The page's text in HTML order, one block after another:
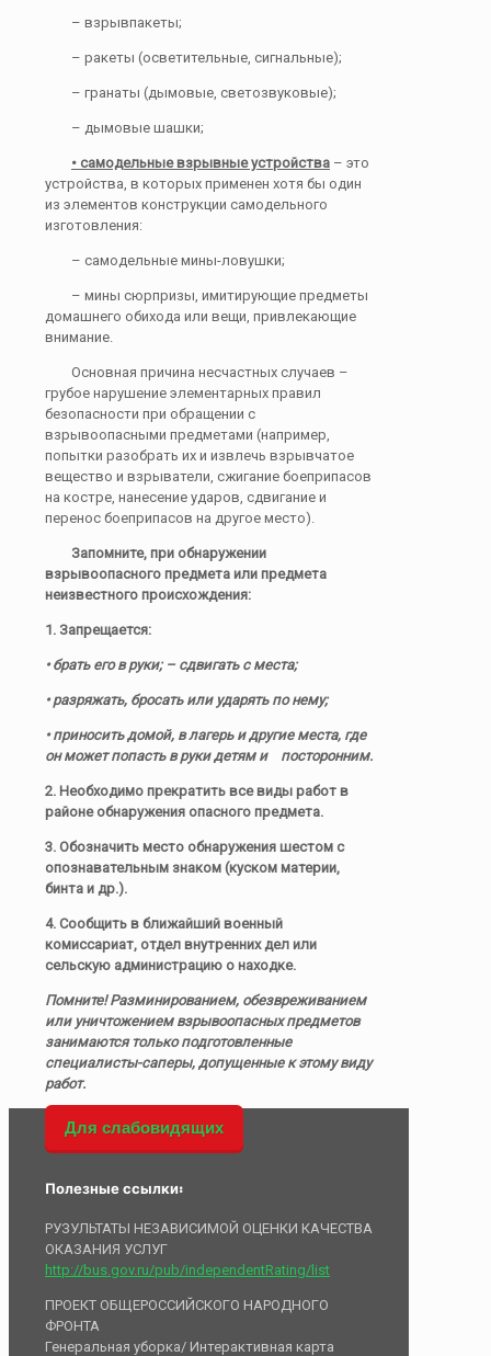
– взрывпакеты;
– ракеты (осветительные, сигнальные);
– гранаты (дымовые, светозвуковые);
– дымовые шашки;
• самодельные взрывные устройства – это
устройства, в которых применен хотя бы один
из элементов конструкции самодельного
изготовления:
– самодельные мины-ловушки;
– мины сюрпризы, имитирующие предметы
домашнего обихода или вещи, привлекающие
внимание.
Основная причина несчастных случаев –
грубое нарушение элементарных правил
безопасности при обращении с
взрывоопасными предметами (например,
попытки разобрать их и извлечь взрывчатое
вещество и взрыватели, сжигание боеприпасов
на костре, нанесение ударов, сдвигание и
перенос боеприпасов на другое место).
Запомните, при обнаружении
взрывоопасного предмета или предмета
неизвестного происхождения:
1. Запрещается:
• брать его в руки; – сдвигать с места;
• разряжать, бросать или ударять по нему;
• приносить домой, в лагерь и другие места, где
он может попасть в руки детям и посторонним.
2. Необходимо прекратить все виды работ в
районе обнаружения опасного предмета.
3. Обозначить место обнаружения шестом с
опознавательным знаком (куском материи,
бинта и др.).
4. Сообщить в ближайший военный
комиссариат, отдел внутренних дел или
сельскую администрацию о находке.
Помните! Разминированием, обезвреживанием
или уничтожением взрывоопасных предметов
занимаются только подготовленные
специалисты-саперы, допущенные к этому виду
работ.
Для слабовидящих
Полезные ссылки:
РУЗУЛЬТАТЫ НЕЗАВИСИМОЙ ОЦЕНКИ КАЧЕСТВА
ОКАЗАНИЯ УСЛУГ
http://bus.gov.ru/pub/independentRating/list
ПРОЕКТ ОБЩЕРОССИЙСКОГО НАРОДНОГО
ФРОНТА
Генеральная уборка/ Интерактивная карта